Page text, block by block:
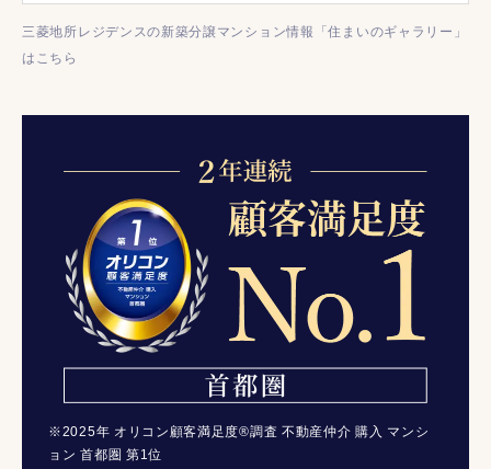
三菱地所レジデンスの新築分譲マンション情報「住まいのギャラリー」
はこちら
※2025年 オリコン顧客満足度®調査 不動産仲介 購入 マンシ
ョン 首都圏 第1位